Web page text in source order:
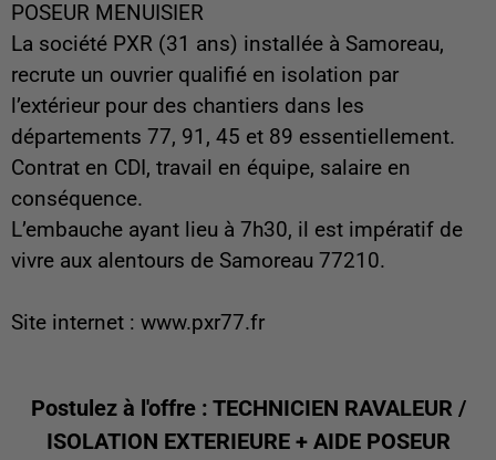
POSEUR MENUISIER
La société PXR (31 ans) installée à Samoreau,
recrute un ouvrier qualifié en isolation par
l’extérieur pour des chantiers dans les
départements 77, 91, 45 et 89 essentiellement.
Contrat en CDI, travail en équipe, salaire en
conséquence.
L’embauche ayant lieu à 7h30, il est impératif de
vivre aux alentours de Samoreau 77210.
Site internet : www.pxr77.fr
Postulez à l'offre : TECHNICIEN RAVALEUR /
ISOLATION EXTERIEURE + AIDE POSEUR